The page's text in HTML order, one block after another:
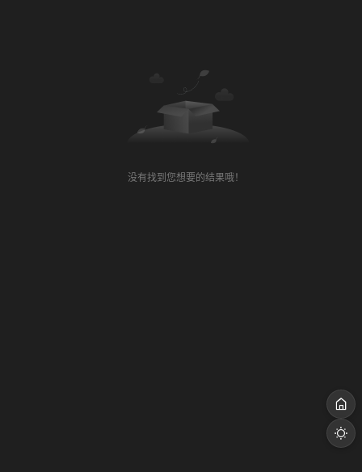
没有找到您想要的结果哦！